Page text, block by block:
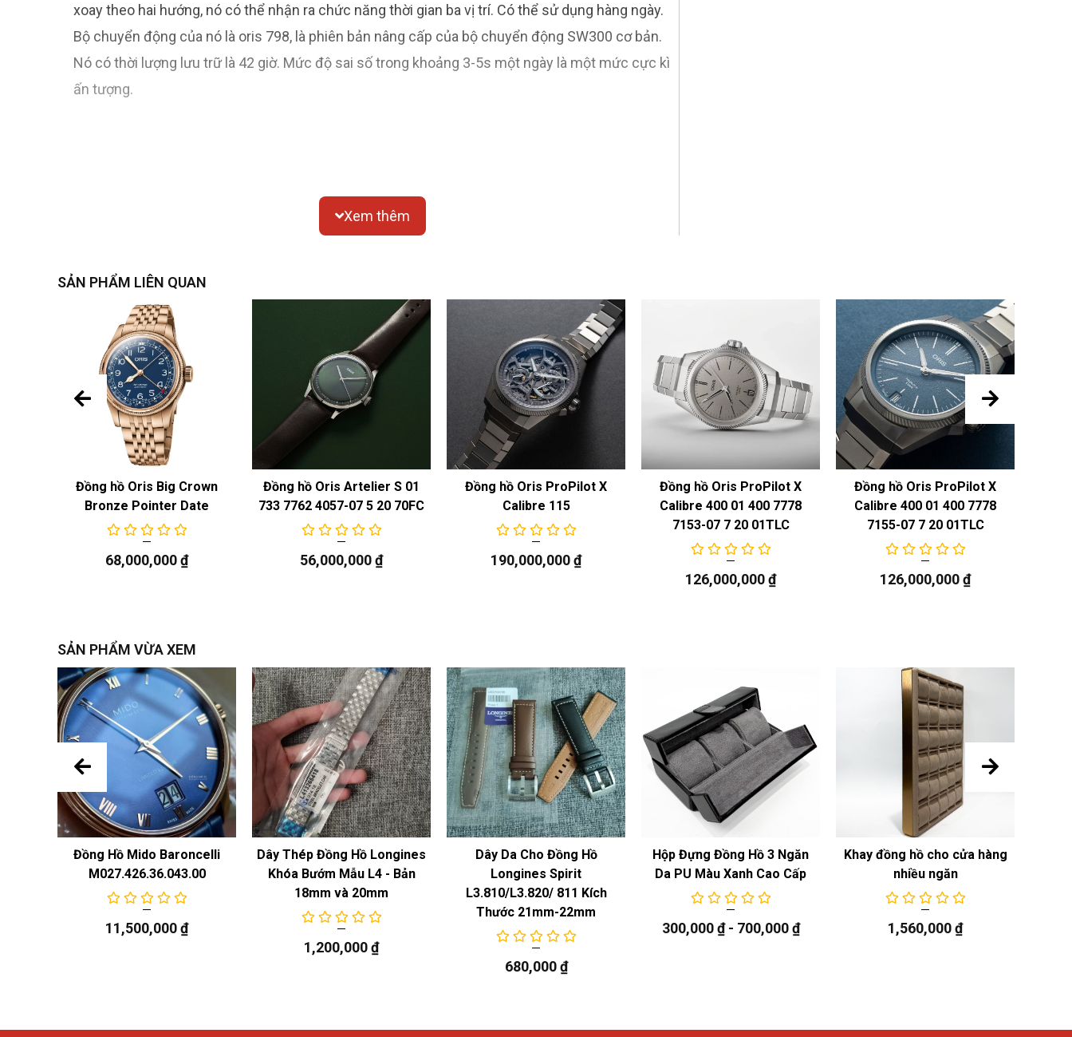
xoay theo hai hướng, nó có thể nhận ra chức năng thời gian ba vị trí. Có thể sử dụng hàng ngày.
Bộ chuyển động của nó là oris 798, là phiên bản nâng cấp của bộ chuyển động SW300 cơ bản.
Nó có thời lượng lưu trữ là 42 giờ. Mức độ sai số trong khoảng 3-5s một ngày là một mức cực kì
ấn tượng.
Xem thêm
SẢN PHẨM LIÊN QUAN
Đồng hồ Oris Big Crown
Bronze Pointer Date
68,000,000₫
Đồng hồ Oris Artelier S 01
733 7762 4057-07 5 20 70FC
56,000,000₫
Đồng hồ Oris ProPilot X
Calibre 115
190,000,000₫
Đồng hồ Oris ProPilot X
Calibre 400 01 400 7778
7153-07 7 20 01TLC
126,000,000₫
Đồng hồ Oris ProPilot X
Calibre 400 01 400 7778
7155-07 7 20 01TLC
126,000,000₫
SẢN PHẨM VỪA XEM
Đồng Hồ Mido Baroncelli
M027.426.36.043.00
11,500,000₫
Dây Thép Đồng Hồ Longines
Khóa Bướm Mẫu L4 - Bản
18mm và 20mm
1,200,000₫
Dây Da Cho Đồng Hồ
Longines Spirit
L3.810/L3.820/ 811 Kích
Thước 21mm-22mm
680,000₫
Hộp Đựng Đồng Hồ 3 Ngăn
Da PU Màu Xanh Cao Cấp
300,000₫- 700,000₫
Khay đồng hồ cho cửa hàng
nhiều ngăn
1,560,000₫